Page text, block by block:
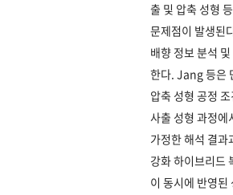
출 및 압축 성형
문제점이 발생된
배향 정보 분석
한다. Jang 등은
압축 성형 공정
사출 성형 과정
가정한 해석 결
강화 하이브리드
이 동시에 반영